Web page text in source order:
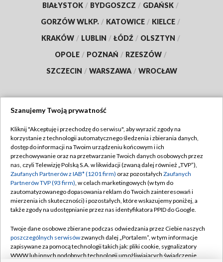
BIAŁYSTOK / BYDGOSZCZ / GDAŃSK /
GORZÓW WLKP. / KATOWICE / KIELCE /
KRAKÓW / LUBLIN / ŁÓDŹ / OLSZTYN /
OPOLE / POZNAŃ / RZESZÓW /
SZCZECIN / WARSZAWA / WROCŁAW
TVP
Abonament TVP
Emisja w TVP
Centrum informacji TVP
Naziemna Telewizja Cyfrowa
Rada Programowa
System NOS
Regulamin TVP
Polityka prywatności
Moje zgody
Pomoc
Kontakt
Szanujemy Twoją prywatność
Kliknij "Akceptuję i przechodzę do serwisu", aby wyrazić zgody na
korzystanie z technologii automatycznego śledzenia i zbierania danych,
dostęp do informacji na Twoim urządzeniu końcowym i ich
przechowywanie oraz na przetwarzanie Twoich danych osobowych przez
nas, czyli Telewizję Polską S.A. w likwidacji (zwaną dalej również „TVP”),
Zaufanych Partnerów z IAB* (1201 firm) oraz pozostałych Zaufanych
Partnerów TVP (93 firm), w celach marketingowych (w tym do
zautomatyzowanego dopasowania reklam do Twoich zainteresowań i
mierzenia ich skuteczności) i pozostałych, które wskazujemy poniżej, a
także zgody na udostępnianie przez nas identyfikatora PPID do Google.
Twoje dane osobowe zbierane podczas odwiedzania przez Ciebie naszych
poszczególnych serwisówzwanych dalej „Portalem”, w tym informacje
zapisywane za pomocą technologii takich jak: pliki cookie, sygnalizatory
WWW lub innych podobnych technologii umożliwiających świadczenie